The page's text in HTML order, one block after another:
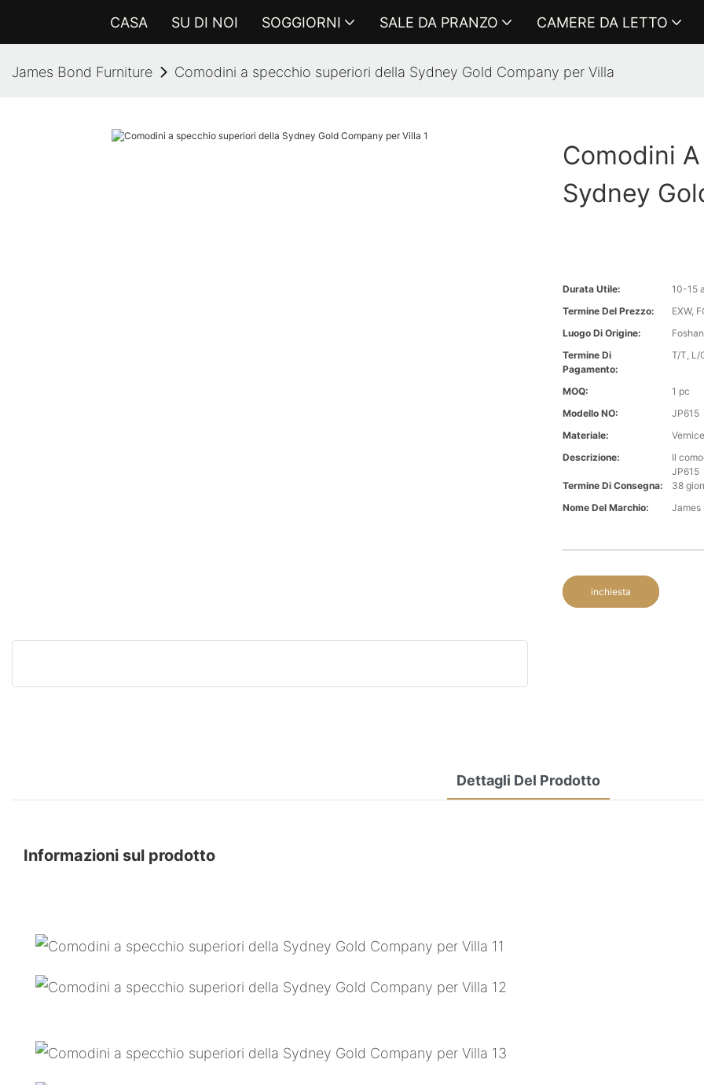
CASA SU DI NOI SOGGIORNI SALE DA PRANZO CAMERE DA LETTO
James Bond Furniture Comodini a specchio superiori della Sydney Gold Company per Villa
Comodini
Sydney
Durata Utile:
10-15
Termine Del Prezzo:
EXW,
Luogo Di Origine:
Termine Di
Pagamento:
T/T, L/
MOQ:
1 pc
Modello NO:
JP615
Materiale:
Descrizione:
Il
JP615
Termine Di Consegna:
38
Nome Del Marchio:
James
inchiesta
Dettagli Del Prodotto
Informazioni sul prodotto